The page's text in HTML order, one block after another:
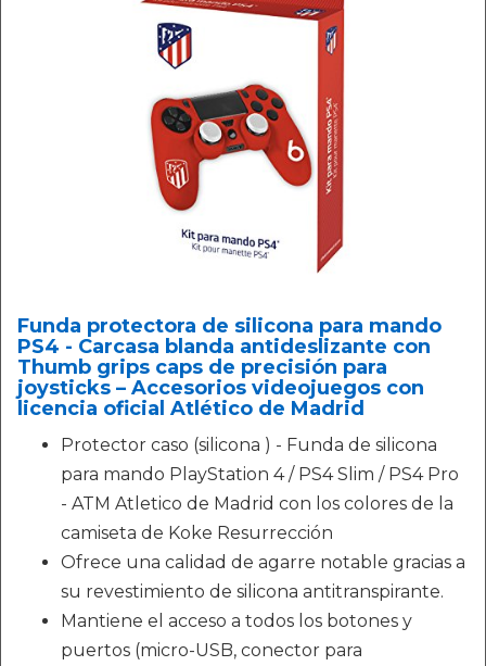
Funda protectora de silicona para mando
PS4 - Carcasa blanda antideslizante con
Thumb grips caps de precisión para
joysticks – Accesorios videojuegos con
licencia oficial Atlético de Madrid
Protector caso (silicona ) - Funda de silicona
para mando PlayStation 4 / PS4 Slim / PS4 Pro
- ATM Atletico de Madrid con los colores de la
camiseta de Koke Resurrección
Ofrece una calidad de agarre notable gracias a
su revestimiento de silicona antitranspirante.
Mantiene el acceso a todos los botones y
puertos (micro-USB, conector para